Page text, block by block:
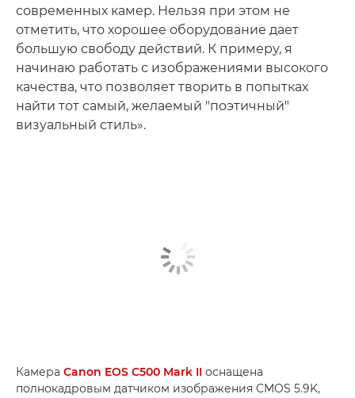
современных камер. Нельзя при этом не
отметить, что хорошее оборудование дает
большую свободу действий. К примеру, я
начинаю работать с изображениями высокого
качества, что позволяет творить в попытках
найти тот самый, желаемый "поэтичный"
визуальный стиль».
Камера Canon EOS C500 Mark II оснащена
полнокадровым датчиком изображения CMOS 5.9K,